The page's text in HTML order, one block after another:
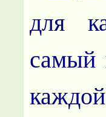
для
самый